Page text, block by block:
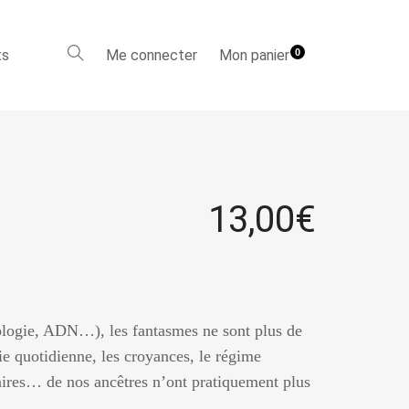
Me connecter Mon panier0
13,00€
ADN…), les fantasmes ne sont plus de
quotidienne, les croyances, le régime
de nos ancêtres n’ont pratiquement plus